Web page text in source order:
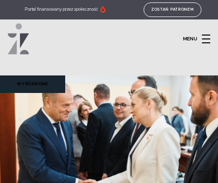
Portal finansowany przez społeczność ZOSTAŃ PATRONEM
MENU
WYRÓŻNIONE